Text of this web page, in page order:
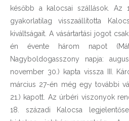
később a kalocsai szállások. Az
gyakorlatilag visszaállította
kiváltságait. A vásártartási jogot
én évente három napot
Nagyboldogasszony napja:
november 30.) kapta vissza III.
március 27-én még egy további
21.) kapott. Az úrbéri viszonyok
18. századi Kalocsa